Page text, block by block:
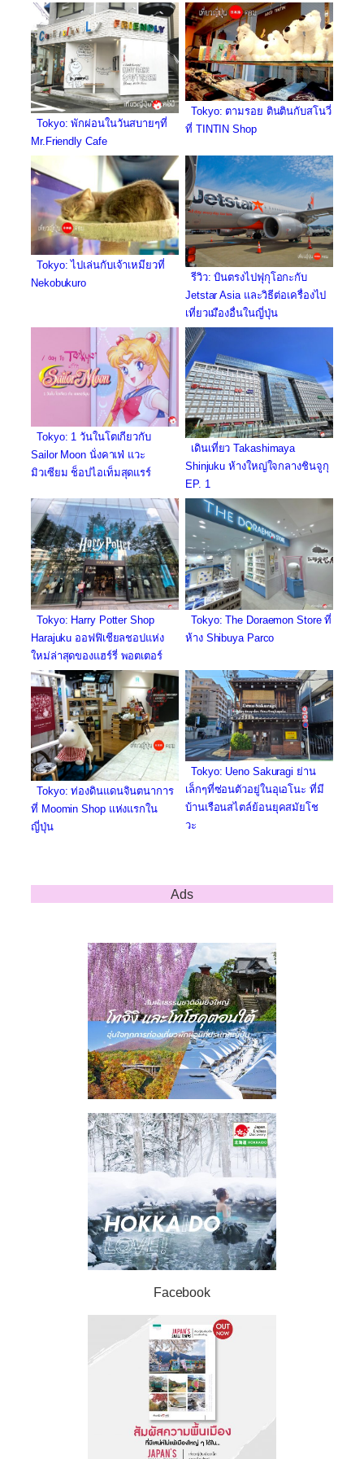
Tokyo: พักผ่อนในวันสบายๆที่
Mr.Friendly Cafe
Tokyo: ตามรอย ตินตินกับสโนวี่
ที่ TINTIN Shop
Tokyo: ไปเล่นกับเจ้าเหมียวที่
Nekobukuro
รีวิว: บินตรงไปฟุกุโอกะกับ
Jetstar Asia และวิธีต่อเครื่องไป
เที่ยวเมืองอื่นในญี่ปุ่น
Tokyo: 1 วันในโตเกียวกับ
Sailor Moon นั่งคาเฟ่ แวะ
มิวเซียม ช็อปไอเท็มสุดแรร์
เดินเที่ยว Takashimaya
Shinjuku ห้างใหญ่ใจกลางชินจูกุ
EP. 1
Tokyo: Harry Potter Shop
Harajuku ออฟฟิเชียลชอปแห่ง
ใหม่ล่าสุดของแฮร์รี่ พอตเตอร์
Tokyo: The Doraemon Store ที่
ห้าง Shibuya Parco
Tokyo: ท่องดินแดนจินตนาการ
ที่ Moomin Shop แห่งแรกใน
ญี่ปุ่น
Tokyo: Ueno Sakuragi ย่าน
เล็กๆที่ซ่อนตัวอยู่ในอุเอโนะ ที่มี
บ้านเรือนสไตล์ย้อนยุคสมัยโช
วะ
Ads
Facebook